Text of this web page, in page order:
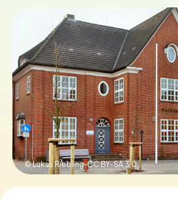
Prenota Biglietti
Acquista i Voucher
© Lukas Riebling,CC BY-SA 3.0